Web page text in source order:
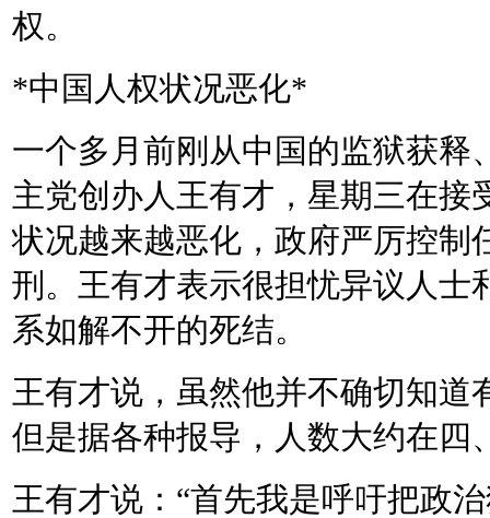
权。
*中国人权状况恶化*
一个多月前刚从中国的监狱获释
主党创办人王有才，星期三在接
状况越来越恶化，政府严厉控制
刑。王有才表示很担忧异议人士
系如解不开的死结。
王有才说，虽然他并不确切知道
但是据各种报导，人数大约在四
王有才说： “首先我是呼吁把政